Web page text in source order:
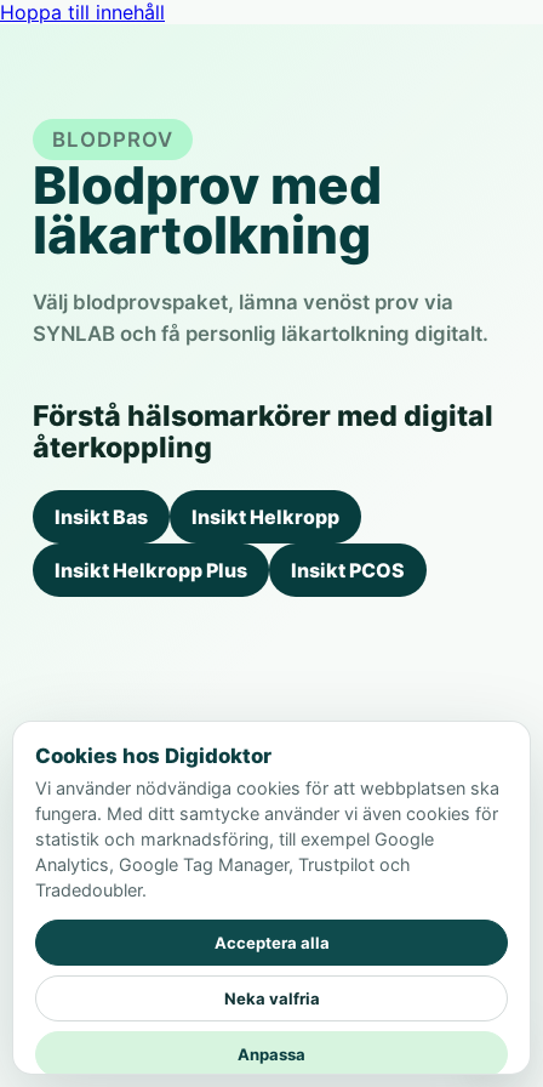
Hoppa till innehåll
BLODPROV
Blodprov med
läkartolkning
Välj blodprovspaket, lämna venöst prov via
SYNLAB och få personlig läkartolkning digitalt.
Förstå hälsomarkörer med digital
återkoppling
Insikt Bas Insikt Helkropp
Insikt Helkropp Plus Insikt PCOS
Cookies hos Digidoktor
Vi använder nödvändiga cookies för att webbplatsen ska
fungera. Med ditt samtycke använder vi även cookies för
statistik och marknadsföring, till exempel Google
Analytics, Google Tag Manager, Trustpilot och
Tradedoubler.
Neka valfria
Anpassa
Acceptera alla